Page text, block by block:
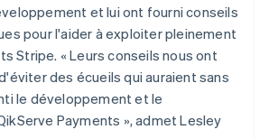
et lui ont fourni conseils
pour l'aider à exploiter pleinement
Stripe. « Leurs conseils nous ont
des écueils qui auraient sans
le développement et le
Payments », admet Lesley